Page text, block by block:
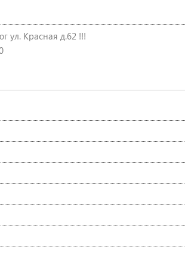
ул. Красная д.62 !!!